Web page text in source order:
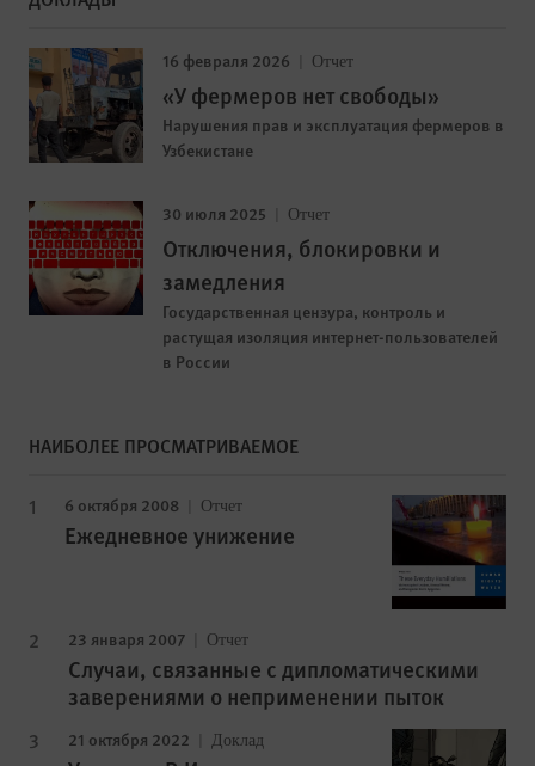
16 февраля 2026 Отчет
«У фермеров нет свободы»
Нарушения прав и эксплуатация фермеров в
Узбекистане
30 июля 2025 Отчет
Отключения, блокировки и
замедления
Государственная цензура, контроль и
растущая изоляция интернет-пользователей
в России
НАИБОЛЕЕ ПРОСМАТРИВАЕМОЕ
6 октября 2008 Отчет
Ежедневное унижение
23 января 2007 Отчет
Случаи, связанные с дипломатическими
заверениями о неприменении пыток
21 октября 2022 Доклад